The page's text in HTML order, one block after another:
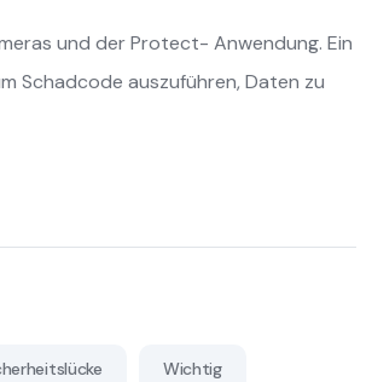
und der Protect- Anwendung. Ein
Schadcode auszuführen, Daten zu
Wichtig